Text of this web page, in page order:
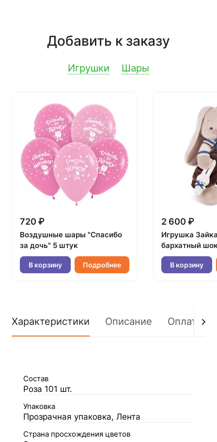
Добавить к заказу
Игрушки Шары
720 ₽
Воздушные шары "Спасибо
за дочь" 5 штук
В корзину Подробнее
2 600 ₽
Игрушка
бархатный
В корзину
Характеристики Описание Оплата
Состав
Роза 101 шт.
Упаковка
Прозрачная упаковка, Лента
Страна просхождения цветов